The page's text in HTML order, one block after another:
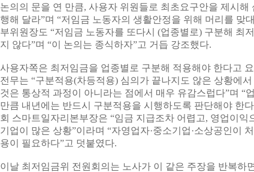
논의의 문을 연 만큼, 사용자 위원들로 최초요구안을 제시해
행해 달라”며 “저임금 노동자의 생활안정을 위해 머리를 맞
부위원장도 “저임금 노동자를 또다시 (업종별로) 구분해 최
지 않다”며 “이 논의는 종식하자”고 거듭 강조했다.
사용자쪽은 최저임금을 업종별로 구분해 적용해야 한다고
전무는 “구분적용(차등적용) 심의가 끝나지도 않은 상황에
것은 통상적 과정이 아니라는 점에서 매우 유감스럽다”며 “
만큼 내년에는 반드시 구분적용을 시행하도록 판단해야 한
회 스마트일자리본부장은 “임금 지급조차 어렵고, 영업이익
기업이 많은 상황”이라며 “자영업자·중소기업·소상공인이
용이 필요하다”고 덧붙였다.
이날 최저임금위 전원회의는 노사가 이 같은 주장을 반복하